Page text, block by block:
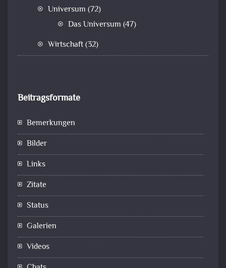
Universum (72)
Das Universum (47)
Wirtschaft(32)
Beitragsformate
Bemerkungen
Bilder
Links
Zitate
Status
Galerien
Videos